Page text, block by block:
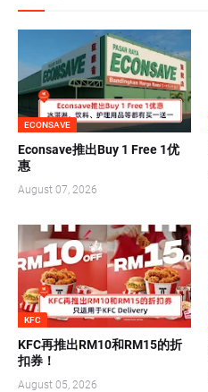
ECONSAVE
Econsave推出Buy 1 Free 1优
惠
August 07, 2026
KFC
KFC再推出RM10和RM15的折
扣券！
August 05, 2026